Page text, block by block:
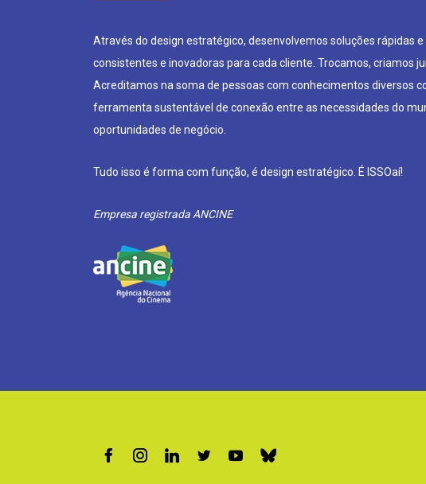
Através do design estratégico, desenvolvemos soluções rápidas e
consistentes e inovadoras para cada cliente. Trocamos, criamos
Acreditamos na soma de pessoas com conhecimentos diversos
ferramenta sustentável de conexão entre as necessidades do
oportunidades de negócio.
Tudo isso é forma com função, é design estratégico. É ISSOaí!
Empresa registrada ANCINE